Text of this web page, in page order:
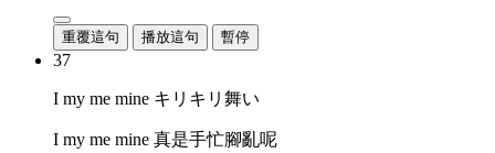
重覆這句 播放這句 暫停
37
I my me mine キリキリ舞い
I my me mine 真是手忙腳亂呢